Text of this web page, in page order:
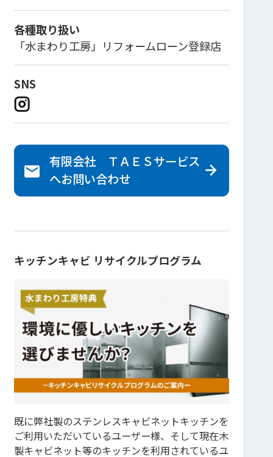
各種取り扱い
「水まわり工房」リフォームローン登録店
SNS
有限会社 ＴＡＥＳサービス
へお問い合わせ
キッチンキャビ リサイクルプログラム
既に弊社製のステンレスキャビネットキッチンを
ご利用いただいているユーザー様、そして現在木
製キャビネット等のキッチンを利用されているユ